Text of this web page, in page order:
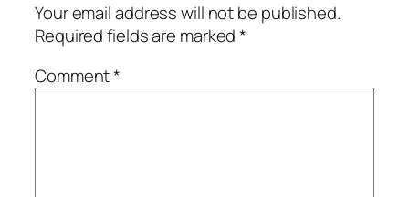
Your email address will not be published.
Required fields are marked*
Comment*